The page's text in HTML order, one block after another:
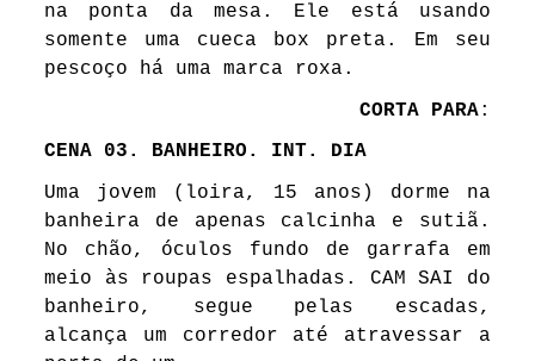
na ponta da mesa. Ele está usando
somente uma cueca box preta. Em seu
pescoço há uma marca roxa.
CORTA PARA:
CENA 03. BANHEIRO. INT. DIA
Uma jovem (loira, 15 anos) dorme na
banheira de apenas calcinha e sutiã.
No chão, óculos fundo de garrafa em
meio às roupas espalhadas. CAM SAI do
banheiro, segue pelas escadas,
alcança um corredor até atravessar a